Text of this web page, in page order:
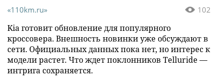
102
«110km.ru»
Kia готовит обновление для популярного
кроссовера. Внешность новинки уже обсуждают в
сети. Официальных данных пока нет, но интерес к
модели растет. Что ждет поклонников Telluride —
интрига сохраняется.